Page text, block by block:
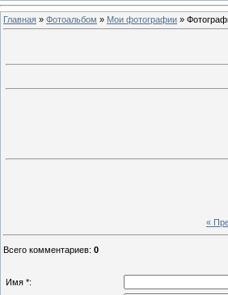
Главная » Фотоальбом » Мои фотографии »
«
Всего комментариев: 0
Имя *: